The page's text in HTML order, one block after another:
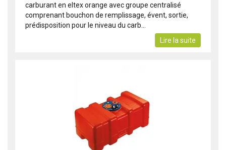
carburant en eltex orange avec groupe centralisé
comprenant bouchon de remplissage, évent, sortie,
prédisposition pour le niveau du carb...
Lire la suite